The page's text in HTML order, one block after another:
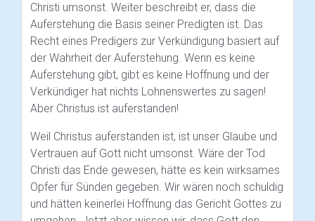
Christi umsonst. Weiter beschreibt er, dass die
Auferstehung die Basis seiner Predigten ist. Das
Recht eines Predigers zur Verkündigung basiert auf
der Wahrheit der Auferstehung. Wenn es keine
Auferstehung gibt, gibt es keine Hoffnung und der
Verkündiger hat nichts Lohnenswertes zu sagen!
Aber Christus ist auferstanden!
Weil Christus auferstanden ist, ist unser Glaube und
Vertrauen auf Gott nicht umsonst. Wäre der Tod
Christi das Ende gewesen, hätte es kein wirksames
Opfer für Sünden gegeben. Wir wären noch schuldig
und hätten keinerlei Hoffnung das Gericht Gottes zu